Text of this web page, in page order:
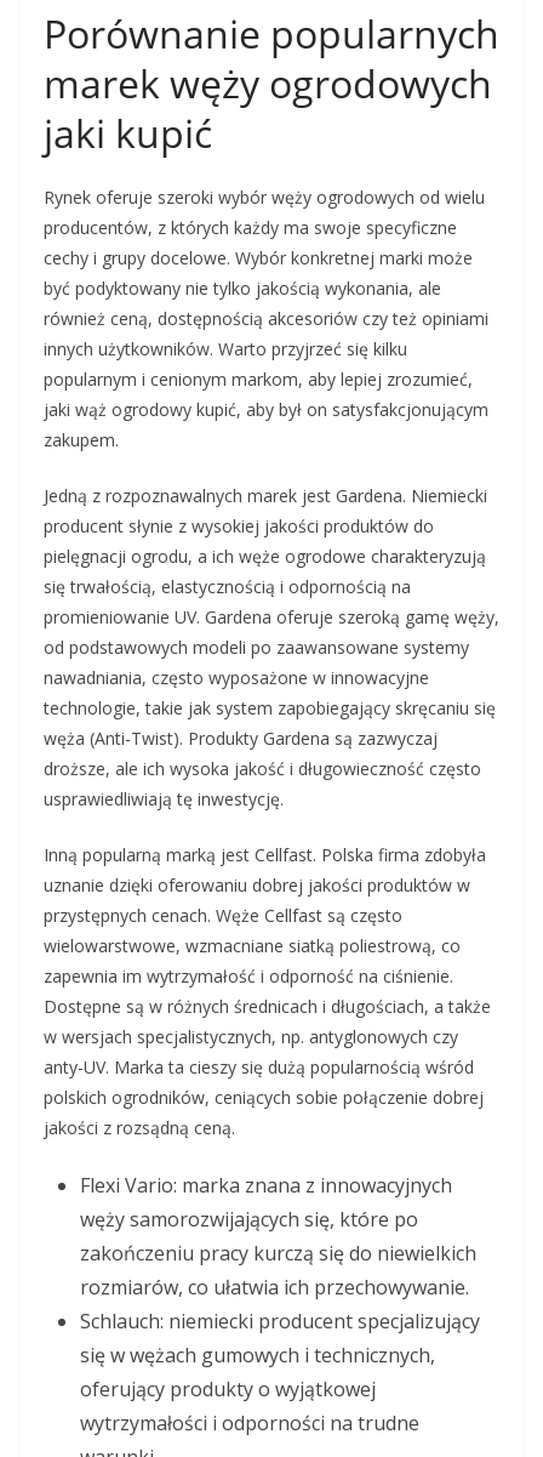
Porównanie popularnych
marek węży ogrodowych
jaki kupić
Rynek oferuje szeroki wybór węży ogrodowych od wielu
producentów, z których każdy ma swoje specyficzne
cechy i grupy docelowe. Wybór konkretnej marki może
być podyktowany nie tylko jakością wykonania, ale
również ceną, dostępnością akcesoriów czy też opiniami
innych użytkowników. Warto przyjrzeć się kilku
popularnym i cenionym markom, aby lepiej zrozumieć,
jaki wąż ogrodowy kupić, aby był on satysfakcjonującym
zakupem.
Jedną z rozpoznawalnych marek jest Gardena. Niemiecki
producent słynie z wysokiej jakości produktów do
pielęgnacji ogrodu, a ich węże ogrodowe charakteryzują
się trwałością, elastycznością i odpornością na
promieniowanie UV. Gardena oferuje szeroką gamę węży,
od podstawowych modeli po zaawansowane systemy
nawadniania, często wyposażone w innowacyjne
technologie, takie jak system zapobiegający skręcaniu się
węża (Anti-Twist). Produkty Gardena są zazwyczaj
droższe, ale ich wysoka jakość i długowieczność często
usprawiedliwiają tę inwestycję.
Inną popularną marką jest Cellfast. Polska firma zdobyła
uznanie dzięki oferowaniu dobrej jakości produktów w
przystępnych cenach. Węże Cellfast są często
wielowarstwowe, wzmacniane siatką poliestrową, co
zapewnia im wytrzymałość i odporność na ciśnienie.
Dostępne są w różnych średnicach i długościach, a także
w wersjach specjalistycznych, np. antyglonowych czy
anty-UV. Marka ta cieszy się dużą popularnością wśród
polskich ogrodników, ceniących sobie połączenie dobrej
jakości z rozsądną ceną.
Flexi Vario: marka znana z innowacyjnych
węży samorozwijających się, które po
zakończeniu pracy kurczą się do niewielkich
rozmiarów, co ułatwia ich przechowywanie.
Schlauch: niemiecki producent specjalizujący
się w wężach gumowych i technicznych,
oferujący produkty o wyjątkowej
wytrzymałości i odporności na trudne